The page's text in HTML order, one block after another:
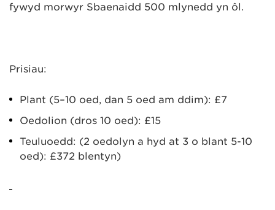
fywyd morwyr Sbaenaidd 500 mlynedd yn ôl.
Prisiau:
Plant (5–10 oed, dan 5 oed am ddim): £7
Oedolion (dros 10 oed): £15
Teuluoedd: (2 oedolyn a hyd at 3 o blant 5-10
oed): £372 blentyn)